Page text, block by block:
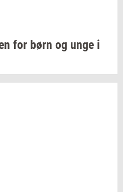
for børn og unge i